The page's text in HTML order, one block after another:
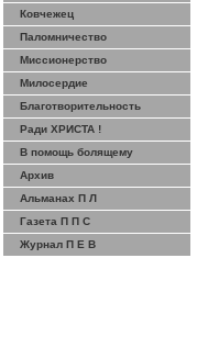
Ковчежец
Паломничество
Миссионерство
Милосердие
Благотворительность
Ради ХРИСТА !
В помощь болящему
Архив
Альманах П Л
Газета П П С
Журнал П Е В